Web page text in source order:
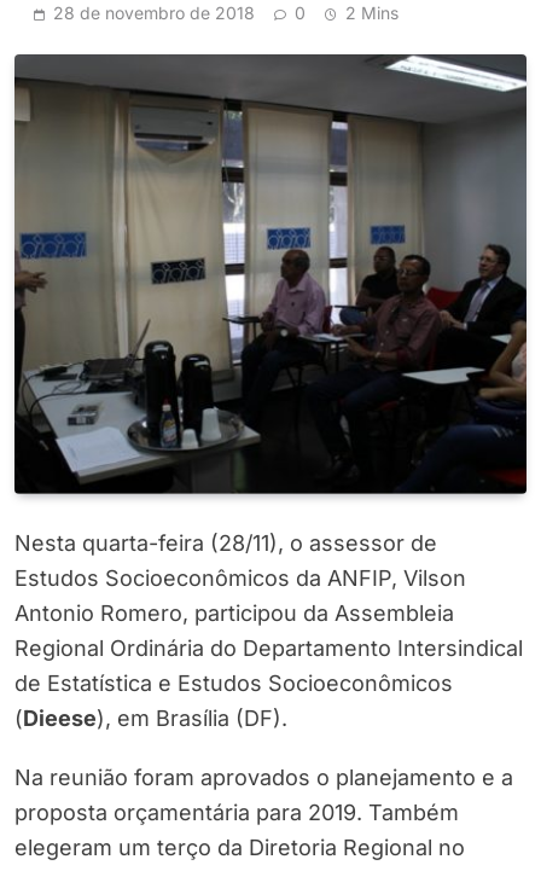
28 de novembro de 2018 0 2 Mins
Nesta quarta-feira (28/11), o assessor de
Estudos Socioeconômicos da ANFIP, Vilson
Antonio Romero, participou da Assembleia
Regional Ordinária do Departamento Intersindical
de Estatística e Estudos Socioeconômicos
(Dieese), em Brasília (DF).
Na reunião foram aprovados o planejamento e a
proposta orçamentária para 2019. Também
elegeram um terço da Diretoria Regional no